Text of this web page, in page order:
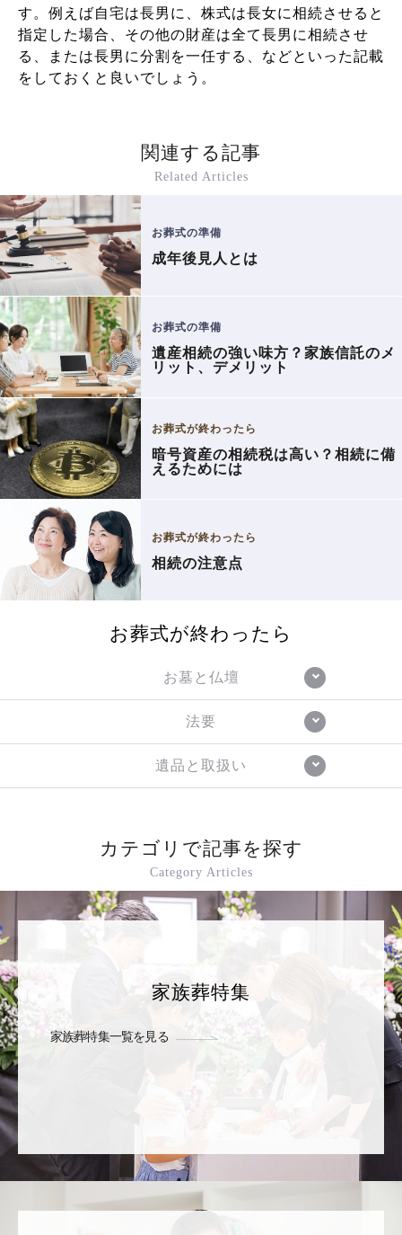
す。例えば自宅は長男に、株式は長女に相続させると
指定した場合、その他の財産は全て長男に相続させ
る、または長男に分割を一任する、などといった記載
をしておくと良いでしょう。
関連する記事
Related Articles
お葬式の準備
成年後見人とは
お葬式の準備
遺産相続の強い味方？家族信託のメ
リット、デメリット
お葬式が終わったら
暗号資産の相続税は高い？相続に備
えるためには
お葬式が終わったら
相続の注意点
お葬式が終わったら
お墓と仏壇
法要
遺品と取扱い
カテゴリで記事を探す
Category Articles
家族葬特集
家族葬特集一覧を見る